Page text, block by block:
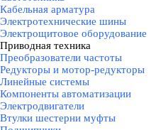
Кабельная арматура
Электротехнические шины
Электрощитовое оборудование
Приводная техника
Преобразователи частоты
Редукторы и мотор-редукторы
Линейные системы
Компоненты автоматизации
Электродвигатели
Втулки шестерни муфты